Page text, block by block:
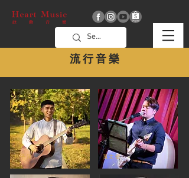
流 行 音 樂
林子洹 黃文聖